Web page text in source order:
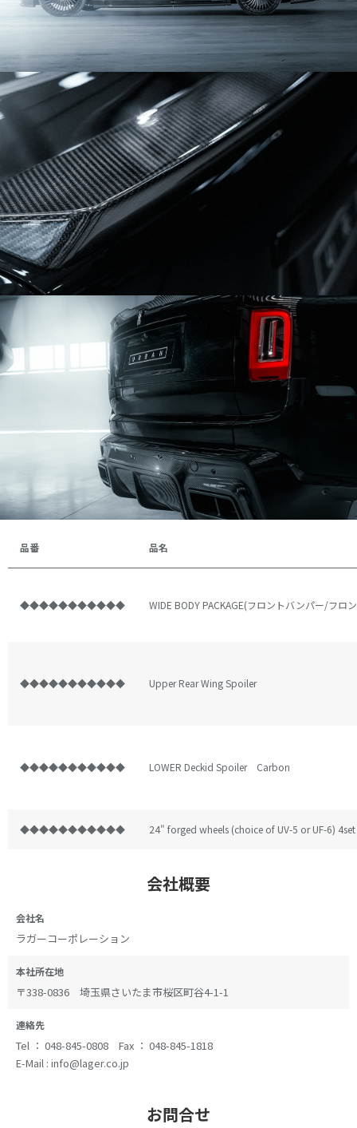
Lamborghini AVENTADOR S
Land Rover Defender 110 2020 × XRS【65台限定】
Land Rover Defender 90/110/130 2020
Range Rover L460 2022- Wide Body Package
Range Rover L460 2022- Bumper Package
Range Rover L405 2018-
Range Rover Sport L461 2023-
Range Rover Sport & SVR L494 2018-
Range Rover L560 Velar
Rolls-Royce CULLINAN SERIES Ⅱ
Rolls-Royce Ghost
Tesla Model 3
Tesla Model S
Tesla Model X
VW GOLF 8 R MK
品番
品名
◆◆◆◆◆◆◆◆◆◆◆ WIDE BODY PACKAGE(フロントバンパー/フ
◆◆◆◆◆◆◆◆◆◆◆ Upper Rear Wing Spoiler
◆◆◆◆◆◆◆◆◆◆◆ LOWER Deckid Spoiler Carbon
◆◆◆◆◆◆◆◆◆◆◆ 24" forged wheels (choice of UV-5 or UF-6) 4set
会社概要
会社名
ラガーコーポレーション
本社所在地
〒338-0836 埼玉県さいたま市桜区町谷4-1-1
連絡先
Tel ： 048-845-0808 Fax ： 048-845-1818
E-Mail : info@lager.co.jp
お問合せ